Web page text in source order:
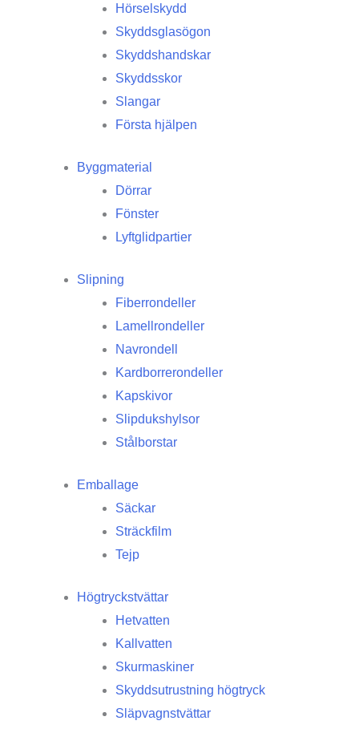
Hörselskydd
Skyddsglasögon
Skyddshandskar
Skyddsskor
Slangar
Första hjälpen
Byggmaterial
Dörrar
Fönster
Lyftglidpartier
Slipning
Fiberrondeller
Lamellrondeller
Navrondell
Kardborrerondeller
Kapskivor
Slipdukshylsor
Stålborstar
Emballage
Säckar
Sträckfilm
Tejp
Högtryckstvättar
Hetvatten
Kallvatten
Skurmaskiner
Skyddsutrustning högtryck
Släpvagnstvättar